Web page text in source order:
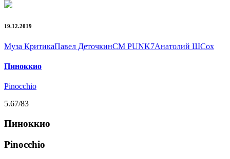
19.12.2019
Муза КритикаПавел ДеточкинCM PUNK7Анатолий ШСох
Пиноккио
Pinocchio
5.67/83
Пиноккио
Pinocchio